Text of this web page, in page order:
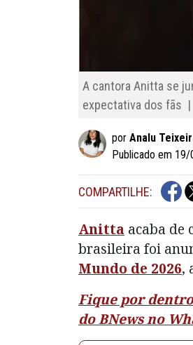
A cantora Anitta se
expectativa dos fãs |
por Analu
Publicado em
COMPARTILHE:
Anitta acaba de
brasileira foi
Mundo de 2026,
Fique por
do BNews no